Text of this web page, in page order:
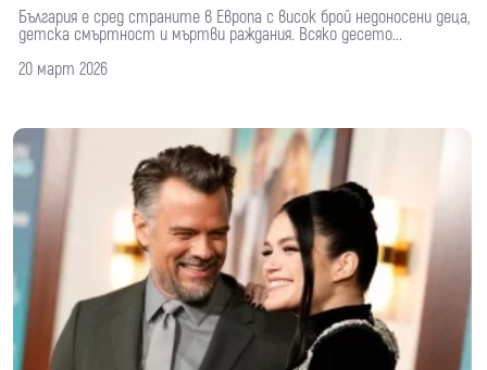
България е сред страните в Европа с висок брой недоносени деца,
детска смъртност и мъртви раждания. Всяко десето...
20 март 2026